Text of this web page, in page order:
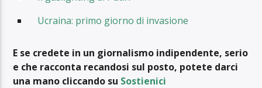
Ucraina: primo giorno di invasione
E se credete in un giornalismo indipendente, serio
e che racconta recandosi sul posto, potete darci
una mano cliccando su Sostienici